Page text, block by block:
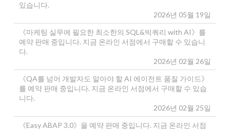
있습니다.
2026년 05월 19일
《마케팅 실무에 필요한 최소한의 SQL&빅쿼리 with AI》를
예약 판매 중입니다. 지금 온라인 서점에서 구매할 수 있습니
다.
2026년 02월 26일
《QA를 넘어 개발자도 알아야 할 AI 에이전트 품질 가이드》
를 예약 판매 중입니다. 지금 온라인 서점에서 구매할 수 있습
니다.
2026년 02월 25일
《Easy ABAP 3.0》을 예약 판매 중입니다. 지금 온라인 서점